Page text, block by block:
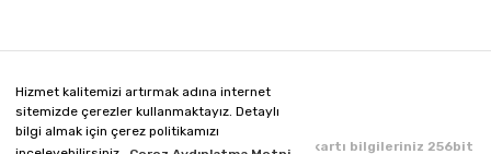
Hizmet kalitemizi artırmak adına internet
sitemizde çerezler kullanmaktayız. Detaylı
bilgi almak için çerez politikamızı
Copyright 2020 © Her hakkı saklıdır. Kredi kartı bilgileriniz 256bit